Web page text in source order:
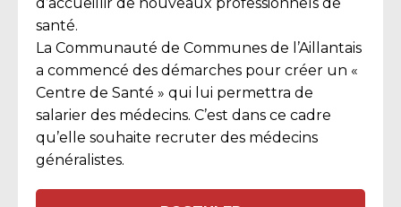
santé.
La Communauté de Communes de l’Aillantais
a commencé des démarches pour créer un «
Centre de Santé » qui lui permettra de
salarier des médecins. C’est dans ce cadre
qu’elle souhaite recruter des médecins
généralistes.